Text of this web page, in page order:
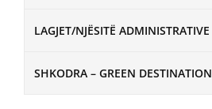
LAGJET/NJËSITË ADMINISTRATIVE
SHKODRA – GREEN DESTINATION